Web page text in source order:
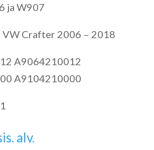
ja W907
VW Crafter 2006 – 2018
A9064210012
A9104210000
alv.